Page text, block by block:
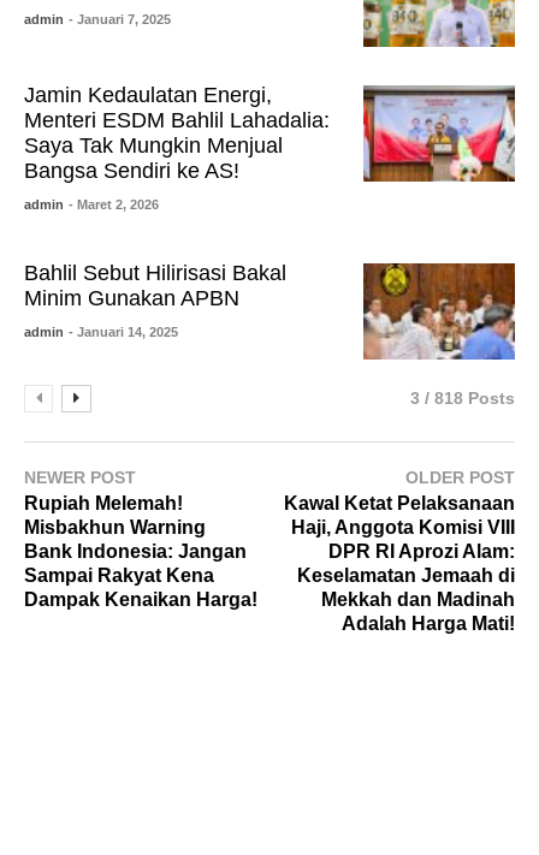
admin - Januari 7, 2025
Jamin Kedaulatan Energi,
Menteri ESDM Bahlil Lahadalia:
Saya Tak Mungkin Menjual
Bangsa Sendiri ke AS!
admin - Maret 2, 2026
Bahlil Sebut Hilirisasi Bakal
Minim Gunakan APBN
admin - Januari 14, 2025
3 / 818 Posts
NEWER POST
Rupiah Melemah!
Misbakhun Warning
Bank Indonesia: Jangan
Sampai Rakyat Kena
Dampak Kenaikan Harga!
OLDER POST
Kawal Ketat Pelaksanaan
Haji, Anggota Komisi VIII
DPR RI Aprozi Alam:
Keselamatan Jemaah di
Mekkah dan Madinah
Adalah Harga Mati!